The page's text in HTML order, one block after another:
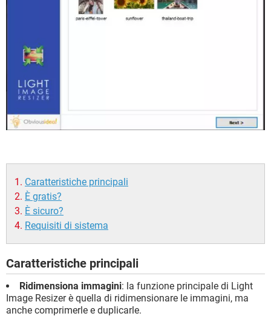
Caratteristiche principali
È gratis?
È sicuro?
Requisiti di sistema
Caratteristiche principali
Ridimensiona immagini: la funzione principale di Light
Image Resizer è quella di ridimensionare le immagini, ma
anche comprimerle e duplicarle.